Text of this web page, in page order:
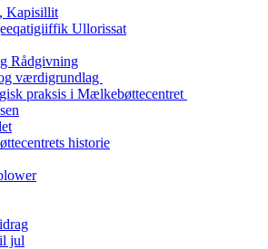
Kapisillit
Ullorissat
Rådgivning
værdigrundlag
praksis i Mælkebøttecentret
historie
jul